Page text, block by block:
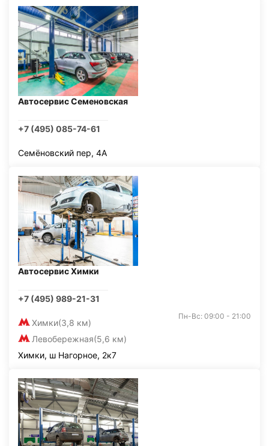
Автосервис Семеновская
+7 (495) 085-74-61
Семёновский пер, 4А
Автосервис Химки
+7 (495) 989-21-31
Химки(3,8 км)
Левобережная(5,6 км)
Пн-Вс: 09:00 - 21:00
Химки, ш Нагорное, 2к7